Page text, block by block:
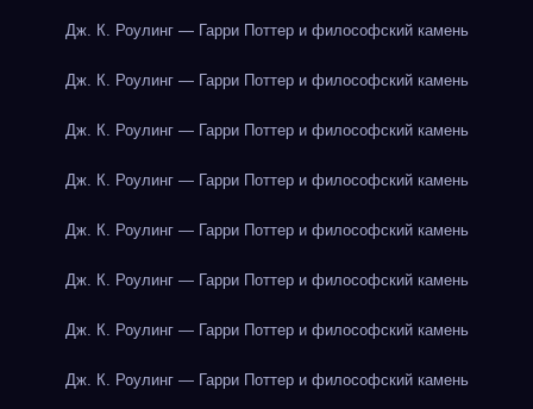
Дж. К. Роулинг — Гарри Поттер и философский камень
Дж. К. Роулинг — Гарри Поттер и философский камень
Дж. К. Роулинг — Гарри Поттер и философский камень
Дж. К. Роулинг — Гарри Поттер и философский камень
Дж. К. Роулинг — Гарри Поттер и философский камень
Дж. К. Роулинг — Гарри Поттер и философский камень
Дж. К. Роулинг — Гарри Поттер и философский камень
Дж. К. Роулинг — Гарри Поттер и философский камень